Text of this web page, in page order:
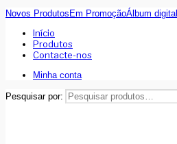
Novos Produtos Em PromoçãoÁlbum digital
Início
Produtos
Contacte-nos
Minha conta
Pesquisar por: